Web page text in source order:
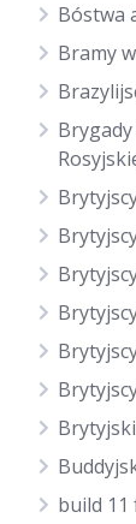
Bóstwa
Bramy
build